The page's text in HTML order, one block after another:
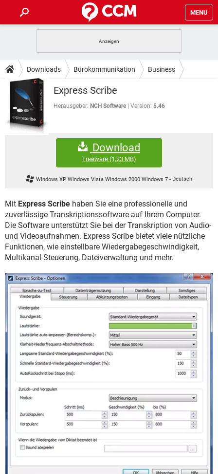
MENU
ANDROID IOS
WINDOWS 10 INSTAGRAM
WHATSAPP TIKTOK
FACEBOOK
TIPPS & TRICKS
SPIELE STREAMING
ANDROID
WINDOWS 10
WHATSAPP
HARDWARE
DOWNLOADS
SPIELE STREAMING
ANDROID
INSTAGRAM
TIKTOK
FORUM
SPIELE
IOS
INSTAGRAM
WHATSAPP TIKTOK
STREAMING
WHATSAPP TIKTOK
FACEBOOK HARDWARE
Downloads Bürokommunikation Business
Express Scribe
Herausgeber: NCH Software Version: 5.46
Download
Freeware(1,23 MB)
Windows XP Windows Vista Windows 2000 Windows 7 - Deutsch
Mit Express Scribe haben Sie eine professionelle und
zuverlässige Transkriptionssoftware auf Ihrem Computer.
Die Software unterstützt Sie bei der Transkription von Audio-
und Videoaufnahmen. Express Scribe bietet viele nützliche
Funktionen, wie einstellbare Wiedergabegeschwindigkeit,
Multikanal-Steuerung, Dateiverwaltung und mehr.